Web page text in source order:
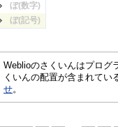
ぼ(数字)
ぼ(記号)
Weblioのさくいんはプログ
くいんの配置が含まれてい
せ。